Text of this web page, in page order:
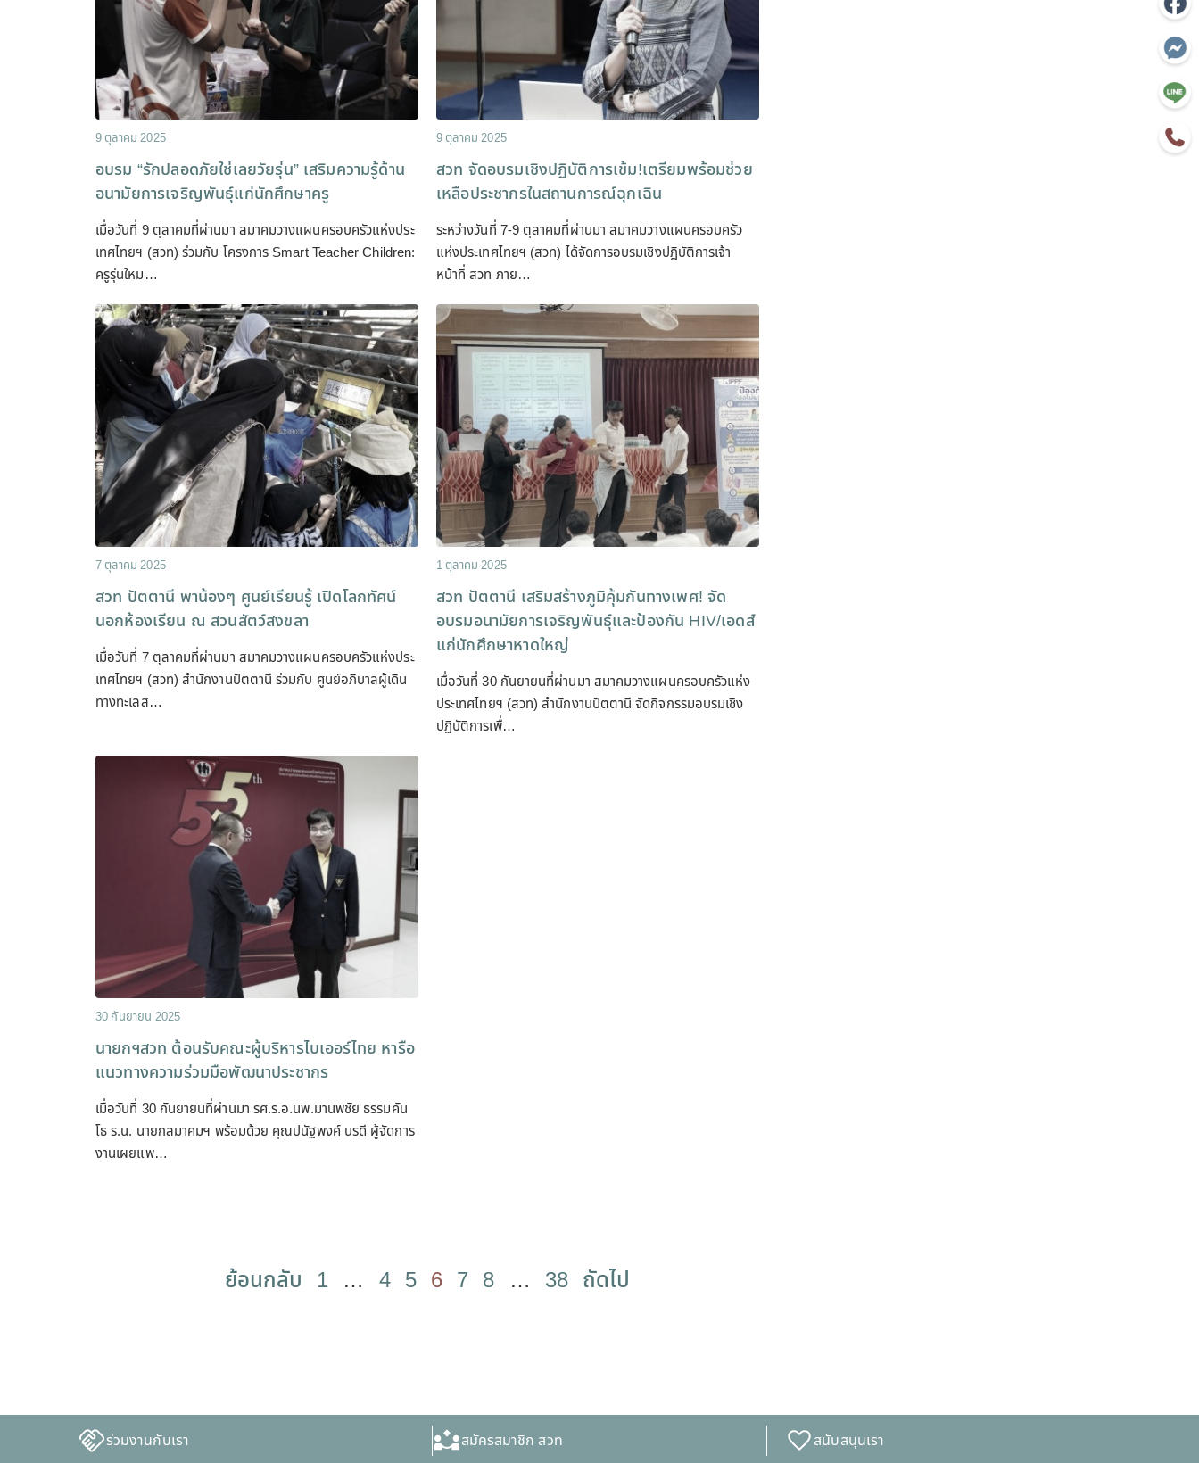
9 ตุลาคม 2025
อบรม “รักปลอดภัยใช่เลยวัยรุ่น” เสริมความรู้ด้าน
อนามัยการเจริญพันธุ์แก่นักศึกษาครู
เมื่อวันที่ 9 ตุลาคมที่ผ่านมา สมาคมวางแผนครอบครัวแห่งประ
เทศไทยฯ (สวท) ร่วมกับ โครงการ Smart Teacher Children:
ครูรุ่นใหม…
9 ตุลาคม 2025
สวท จัดอบรมเชิงปฏิบัติการเข้ม!เตรียมพร้อมช่วย
เหลือประชากรในสถานการณ์ฉุกเฉิน
ระหว่างวันที่ 7-9 ตุลาคมที่ผ่านมา สมาคมวางแผนครอบครัว
แห่งประเทศไทยฯ (สวท) ได้จัดการอบรมเชิงปฏิบัติการเจ้า
หน้าที่ สวท ภาย…
7 ตุลาคม 2025
สวท ปัตตานี พาน้องๆ ศูนย์เรียนรู้ เปิดโลกทัศน์
นอกห้องเรียน ณ สวนสัตว์สงขลา
เมื่อวันที่ 7 ตุลาคมที่ผ่านมา สมาคมวางแผนครอบครัวแห่งประ
เทศไทยฯ (สวท) สำนักงานปัตตานี ร่วมกับ ศูนย์อภิบาลผู้เดิน
ทางทะเลส…
1 ตุลาคม 2025
สวท ปัตตานี เสริมสร้างภูมิคุ้มกันทางเพศ! จัด
อบรมอนามัยการเจริญพันธุ์และป้องกัน HIV/เอดส์
แก่นักศึกษาหาดใหญ่
เมื่อวันที่ 30 กันยายนที่ผ่านมา สมาคมวางแผนครอบครัวแห่ง
ประเทศไทยฯ (สวท) สำนักงานปัตตานี จัดกิจกรรมอบรมเชิง
ปฏิบัติการเพื่…
30 กันยายน 2025
นายกฯสวท ต้อนรับคณะผู้บริหารไบเออร์ไทย หารือ
แนวทางความร่วมมือพัฒนาประชากร
เมื่อวันที่ 30 กันยายนที่ผ่านมา รศ.ร.อ.นพ.มานพชัย ธรรมคัน
โธ ร.น. นายกสมาคมฯ พร้อมด้วย คุณปนัฐพงศ์ นรดี ผู้จัดการ
งานเผยแพ…
ย้อนกลับ 1 … 4 5 6 7 8 … 38 ถัดไป
ร่วมงานกับเรา สมัครสมาชิก สวท สนับสนุนเรา